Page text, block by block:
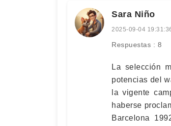
Sara Niño
2025-09-04
Respuestas : 8
La selección
potencias del
la vigente
haberse
Barcelona